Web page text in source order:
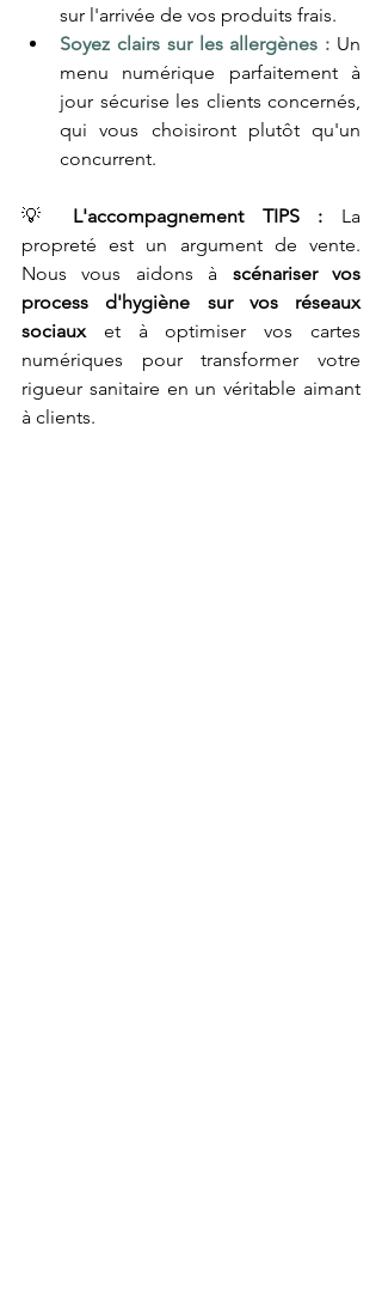
sur l'arrivée de vos produits frais.
Soyez clairs sur les allergènes : Un
menu numérique parfaitement à
jour sécurise les clients concernés,
qui vous choisiront plutôt qu'un
concurrent.
💡 L'accompagnement TIPS : La
propreté est un argument de vente.
Nous vous aidons à scénariser vos
process d'hygiène sur vos réseaux
sociaux et à optimiser vos cartes
numériques pour transformer votre
rigueur sanitaire en un véritable aimant
à clients.